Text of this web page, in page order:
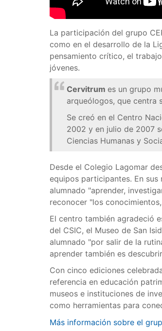
La participación del grupo
como en el desarrollo de la
pensamiento crítico, el
jóvenes.
Cervitrum es un grupo
arqueólogos, que centra
Se creó en el Centro
2002 y en julio de 2007
Ciencias Humanas y
Desde el Colegio Lagomar
equipos participantes. En
alumnado "aprender,
reconocer "los
El centro también agradeció
del CSIC, el Museo de San
alumnado "por salir de la
aprender también es
Con cinco ediciones
referencia en educación
museos e instituciones de
como herramientas para
Más información sobre el